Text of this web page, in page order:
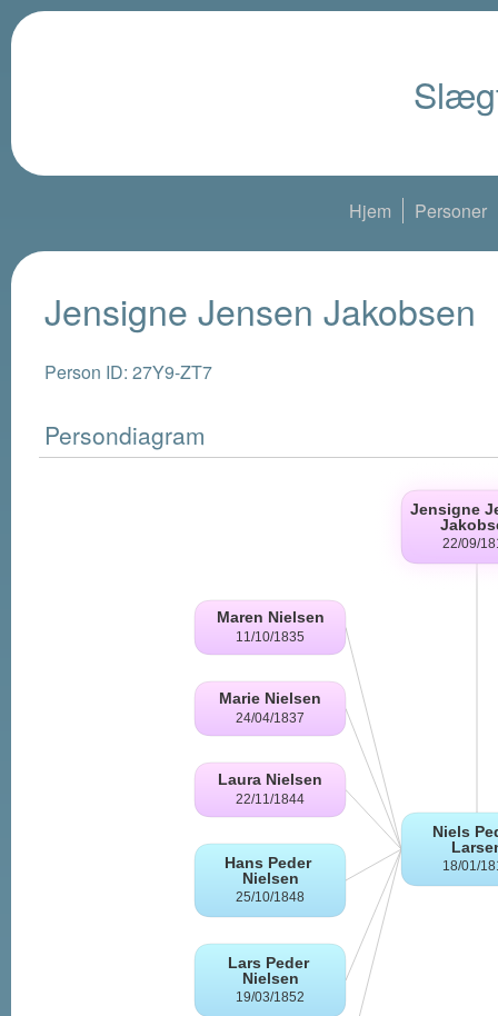
Hjem Personer
Jensigne Jensen Jakobsen
Person ID: 27Y9-ZT7
Persondiagram